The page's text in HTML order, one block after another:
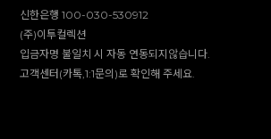
신한은행 100-030-530912
(주)이투컬렉션
입금자명 불일치 시 자동 연동되지않습니다.
고객센터(카톡,1:1문의)로 확인해 주세요.